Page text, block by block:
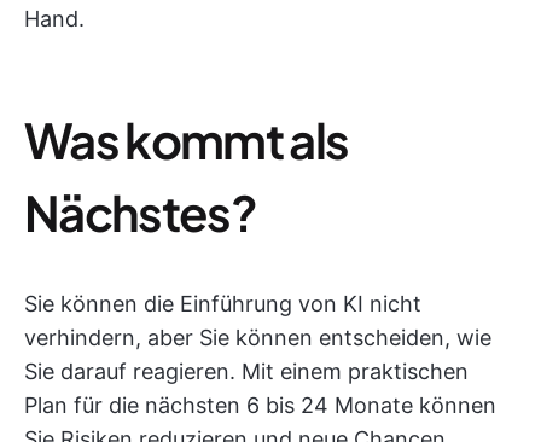
Hand.
Was kommt als
Nächstes?
Sie können die Einführung von KI nicht
verhindern, aber Sie können entscheiden, wie
Sie darauf reagieren. Mit einem praktischen
Plan für die nächsten 6 bis 24 Monate können